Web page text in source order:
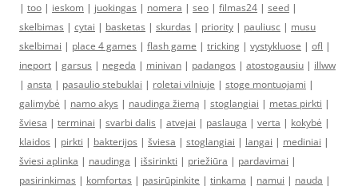
| too | ieskom | juokingas | nomera | seo | filmas24 | seed |
skelbimas | cytai | basketas | skurdas | priority | pauliusc | musu
skelbimai | place 4 games | flash game | tricking | vystykluose | ofl |
ineport | garsus | negeda | minivan | padangos | atostogausiu | illww
| ansta | pasaulio stebuklai | roletai vilniuje | stoge montuojami |
galimybė | namo akys | naudinga žiemą | stoglangiai | metas pirkti |
šviesa | terminai | svarbi dalis | atvejai | paslauga | verta | kokybė |
klaidos | pirkti | bakterijos | šviesa | stoglangiai | langai | mediniai |
šviesi aplinka | naudinga | išsirinkti | priežiūra | pardavimai |
pasirinkimas | komfortas | pasirūpinkite | tinkama | namui | nauda |